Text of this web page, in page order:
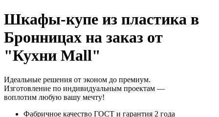
Шкафы-купе из пластика в
Бронницах на заказ от
"Кухни Mall"
Идеальные решения от эконом до премиум.
Изготовление по индивидуальным проектам —
воплотим любую вашу мечту!
Фабричное качество ГОСТ и гарантия 2 года